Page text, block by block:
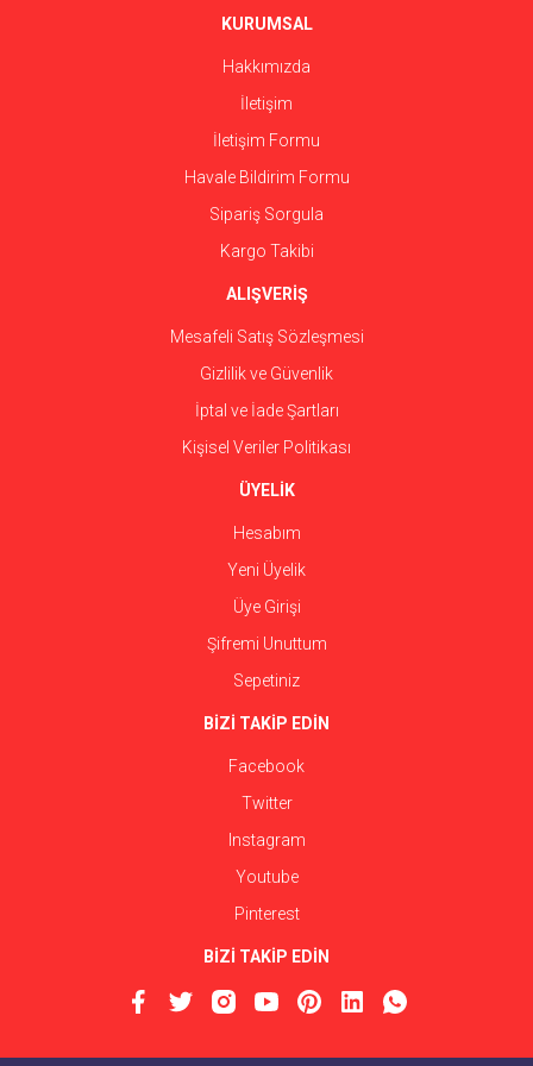
Ürün fiyatı diğer sitelerden daha pahalı.
Gönder
KURUMSAL
Hakkımızda
İletişim
İletişim Formu
Havale Bildirim Formu
Sipariş Sorgula
Kargo Takibi
ALIŞVERİŞ
Mesafeli Satış Sözleşmesi
Gizlilik ve Güvenlik
İptal ve İade Şartları
Kişisel Veriler Politikası
ÜYELİK
Hesabım
Yeni Üyelik
Üye Girişi
Şifremi Unuttum
Sepetiniz
BİZİ TAKİP EDİN
Facebook
Twitter
Instagram
Youtube
Pinterest
BİZİ TAKİP EDİN